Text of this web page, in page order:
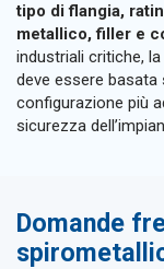
tipo di flangia,
metallico, filler e
industriali critiche,
deve essere basata
configurazione più
sicurezza
Domande